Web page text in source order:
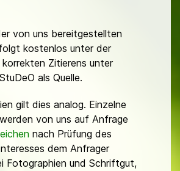
von uns bereitgestellten
kostenlos unter der
Zitierens unter
als Quelle.
gilt dies analog. Einzelne
von uns auf Anfrage
nach Prüfung des
dem Anfrager
Fotographien und Schriftgut,